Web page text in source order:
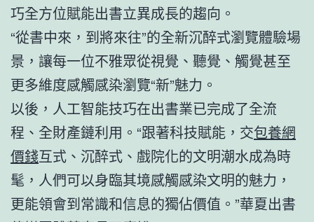
巧全方位賦能出書立異成長的趨向。
“從書中來，到將來往”的全新沉醉式瀏覽體驗場
景，讓每一位不雅眾從視覺、聽覺、觸覺甚至
更多維度感觸感染瀏覽“新”魅力。
以後，人工智能技巧在出書業已完成了全流
程、全財產鏈利用。“跟著科技賦能，交包養網
價錢互式、沉醉式、戲院化的文明潮水成為時
髦，人們可以身臨其境感觸感染文明的魅力，
更能領會到常識和信息的獨佔價值。”華夏出書